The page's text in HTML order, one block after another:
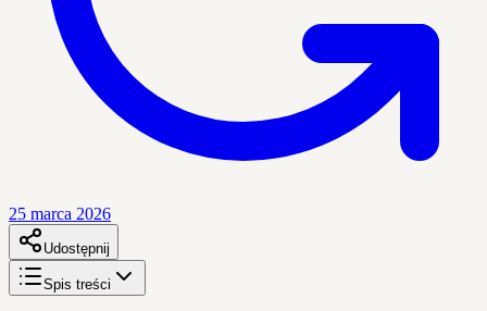
25 marca 2026
Udostępnij
Spis treści